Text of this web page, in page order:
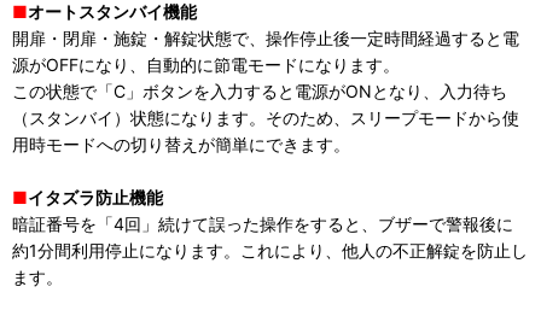
■オートスタンバイ機能
開扉・閉扉・施錠・解錠状態で、操作停止後一定時間経過すると電
源がOFFになり、自動的に節電モードになります。
この状態で「C」ボタンを入力すると電源がONとなり、入力待ち
（スタンバイ）状態になります。そのため、スリープモードから使
用時モードへの切り替えが簡単にできます。
■イタズラ防止機能
暗証番号を「4回」続けて誤った操作をすると、ブザーで警報後に
約1分間利用停止になります。これにより、他人の不正解錠を防止し
ます。